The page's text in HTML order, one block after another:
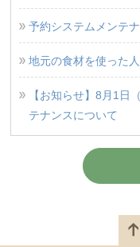
予約システムメンテ
地元の食材を使った
【お知らせ】8月1日
テナンスについて